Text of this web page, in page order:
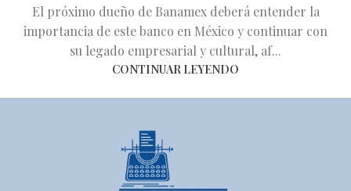
El próximo dueño de Banamex deberá entender la
importancia de este banco en México y continuar con
su legado empresarial y cultural, af...
CONTINUAR LEYENDO